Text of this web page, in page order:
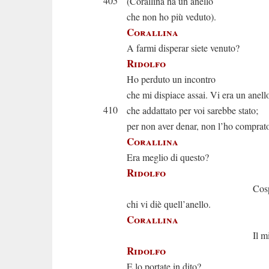
che non ho più veduto).
Corallina
A farmi disperar siete venuto?
Ridolfo
Ho perduto un incontro
che mi dispiace assai. Vi era un
410
che addattato per voi sarebbe stato;
per non aver denar, non l’ho
Corallina
Era meglio di questo?
Ridolfo
chi vi diè quell’anello.
Corallina
Il mio
Ridolfo
E lo portate in dito?